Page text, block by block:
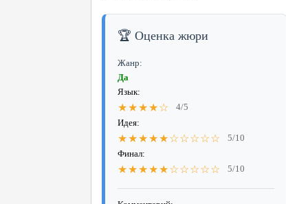
🏆 Оценка жюри
Жанр:
Да
Язык:
★★★★☆
4/5
Идея:
★★★★★☆☆☆☆☆
5/10
Финал:
★★★★★☆☆☆☆☆ 5/10